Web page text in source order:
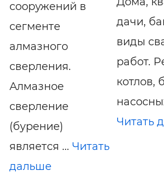
сооружений в
сегменте
алмазного
сверления.
Алмазное
сверление
(бурение)
является ... Читать
дальше
дачи,
виды
работ.
котлов,
Читать